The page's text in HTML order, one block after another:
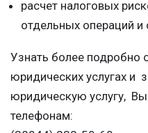
расчет налоговых
отдельных операций и
Узнать более подробно
юридических услугах и
юридическую услугу,
телефонам: